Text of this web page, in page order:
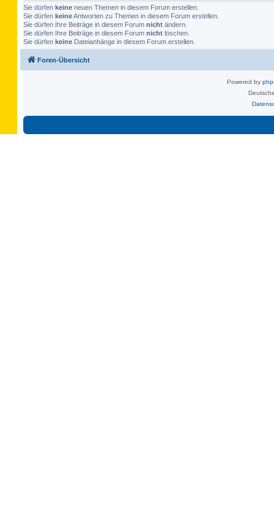
Sie dürfen keine neuen Themen in diesem Forum erstellen.
Sie dürfen keineAntworten zu Themen in diesem Forum erstellen.
Sie dürfen Ihre Beiträge in diesem Forum nicht ändern.
Sie dürfen Ihre Beiträge in diesem Forum nicht löschen.
Sie dürfen keine Dateianhänge in diesem Forum erstellen.
Foren-Übersicht
Powered by